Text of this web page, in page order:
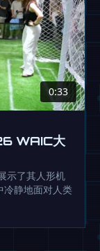
0:33
WAIC大
示了其人形机
冷静地面对人类